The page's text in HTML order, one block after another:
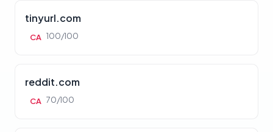
tinyurl.com
CA 100/100
reddit.com
CA 70/100